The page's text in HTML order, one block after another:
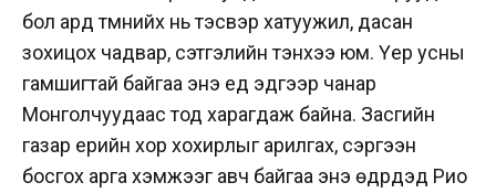
бол ард түмнийх нь тэсвэр хатуужил, дасан
зохицох чадвар, сэтгэлийн тэнхээ юм. Үер усны
гамшигтай байгаа энэ үед эдгээр чанар
Монголчуудаас тод харагдаж байна. Засгийн
газар үерийн хор хохирлыг арилгах, сэргээн
босгох арга хэмжээг авч байгаа энэ өдрүүдэд Рио